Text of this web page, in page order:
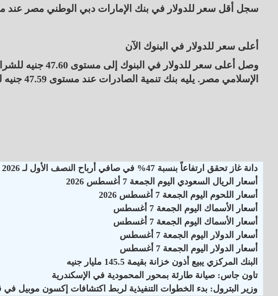
سجل أقل سعر للدولار في بنك الإمارات دبي الوطني مصر عند مستوى 47.46 جنيه للشراء و 47.56
أعلى سعر للدولار في البنوك الآن
الإسلامي مصر. يليه بنك تنمية الصادرات عند مستوى 47.59 جنيه للشراء و 47.69 جنيه للبيع.
دانة غاز تحقق ارتفاعاً بنسبة 47% في صافي أرباح النصف الأول لـ 2026
أسعار الريال السعودي اليوم الجمعة 7 أغسطس 2026
أسعار اللحوم اليوم الجمعة 7 أغسطس 2026
أسعار الأسماك اليوم الجمعة 7 أغسطس
أسعار الأسماك اليوم الجمعة 7 أغسطس
أسعار الدولار اليوم الجمعة 7 أغسطس
أسعار الدولار اليوم الجمعة 7 أغسطس
البنك المركزي يبيع أذون خزانة بقيمة 145.5 مليار جنيه
تاون جاس: صيانة طارئة بمحور المحمودية في الإسكندرية
وزير البترول: بدء الخطوات التنفيذية لربط اكتشافات إكسون موبيل في